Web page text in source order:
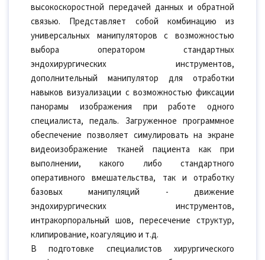
высокоскоростной передачей данных и обратной
связью. Представляет собой комбинацию из
универсальных манипуляторов с возможностью
выбора оператором стандартных
эндохирургических инструментов,
дополнительный манипулятор для отработки
навыков визуализации с возможностью фиксации
панорамы изображения при работе одного
специалиста, педаль. Загруженное программное
обеспечение позволяет симулировать на экране
видеоизображение тканей пациента как при
выполнении, какого либо стандартного
оперативного вмешательства, так и отработку
базовых манипуляций - движение
эндохирургических инструментов,
интракорпоральный шов, пересечение структур,
клипирование, коагуляцию и т.д.
В подготовке специалистов хирургического